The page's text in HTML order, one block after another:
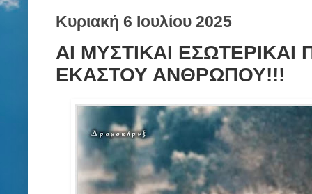
Κυριακή 6 Ιουλίου 2025
ΑΙ ΜΥΣΤΙΚΑΙ
ΕΚΑΣΤΟΥ ΑΝΘΡΩΠΟΥ!!!